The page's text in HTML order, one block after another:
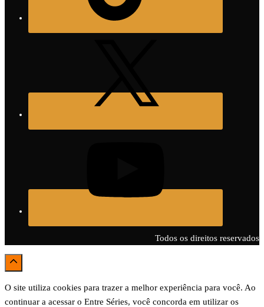
Todos os direitos reservados
O site utiliza cookies para trazer a melhor experiência para você. Ao
continuar a acessar o Entre Séries, você concorda em utilizar os